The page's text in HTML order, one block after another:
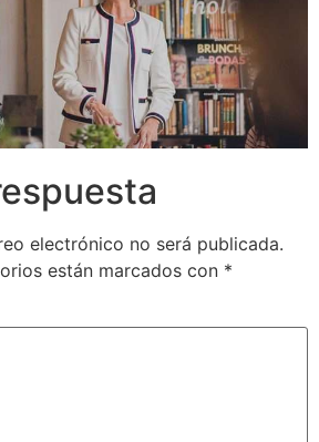
electrónico no será publicada.
están marcados con *